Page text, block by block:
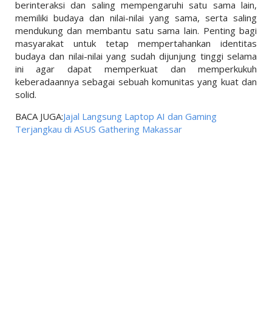
berinteraksi dan saling mempengaruhi satu sama lain,
memiliki budaya dan nilai-nilai yang sama, serta saling
mendukung dan membantu satu sama lain. Penting bagi
masyarakat untuk tetap mempertahankan identitas
budaya dan nilai-nilai yang sudah dijunjung tinggi selama
ini agar dapat memperkuat dan memperkukuh
keberadaannya sebagai sebuah komunitas yang kuat dan
solid.
BACA JUGA:Jajal Langsung Laptop AI dan Gaming
Terjangkau di ASUS Gathering Makassar